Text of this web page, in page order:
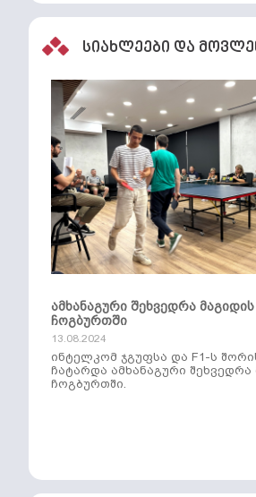
სიახლეები და
ამხანაგური შეხვედრა მაგიდის
ჩოგბურთში
13.08.2024
ინტელკომ ჯგუფსა და F1-ს
ჩატარდა ამხანაგური შეხვედრა
ჩოგბურთში.